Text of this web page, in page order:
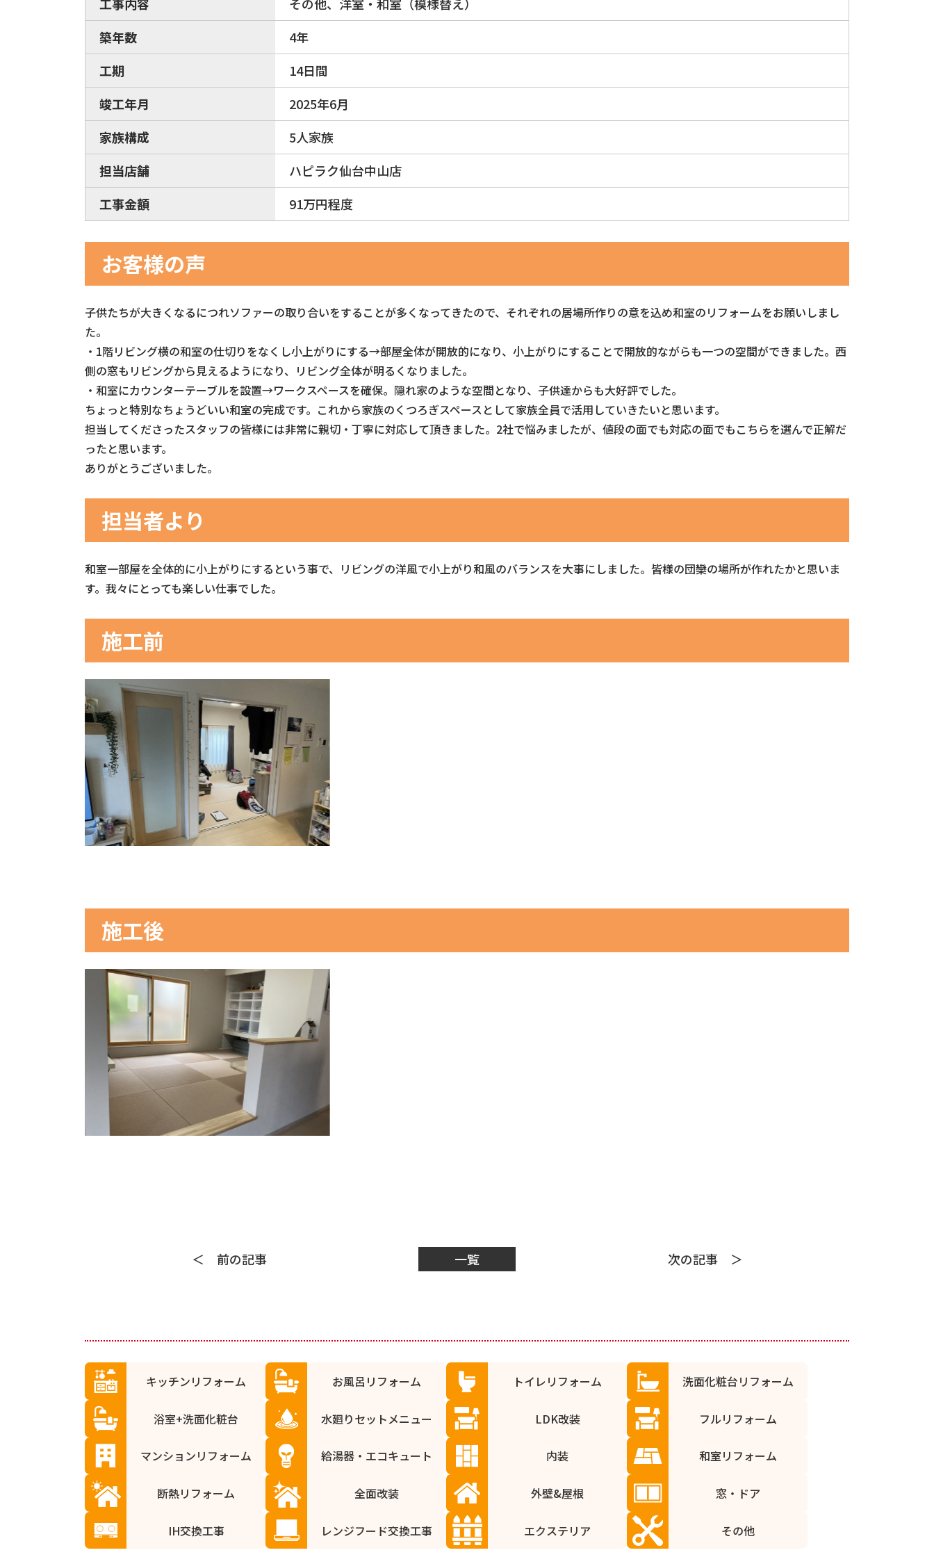
工事内容
その他、洋室・和室（模様替え）
築年数
4年
工期
14日間
竣工年月
2025年6月
家族構成
5人家族
担当店舗
ハピラク仙台中山店
工事金額
91万円程度
お客様の声
子供たちが大きくなるにつれソファーの取り合いをすることが多くなってきたので、それぞれの居場所作りの意を込め和室のリフォームをお願いしまし
た。
・1階リビング横の和室の仕切りをなくし小上がりにする→部屋全体が開放的になり、小上がりにすることで開放的ながらも一つの空間ができました。西
側の窓もリビングから見えるようになり、リビング全体が明るくなりました。
・和室にカウンターテーブルを設置→ワークスペースを確保。隠れ家のような空間となり、子供達からも大好評でした。
ちょっと特別なちょうどいい和室の完成です。これから家族のくつろぎスペースとして家族全員で活用していきたいと思います。
担当してくださったスタッフの皆様には非常に親切・丁寧に対応して頂きました。2社で悩みましたが、値段の面でも対応の面でもこちらを選んで正解だ
ったと思います。
ありがとうございました。
担当者より
和室一部屋を全体的に小上がりにするという事で、リビングの洋風で小上がり和風のバランスを大事にしました。皆様の団欒の場所が作れたかと思いま
す。我々にとっても楽しい仕事でした。
施工前
施工後
前の記事 一覧 次の記事
キッチンリフォーム お風呂リフォーム トイレリフォーム 洗面化粧台リフォーム
浴室+洗面化粧台 水廻りセットメニュー LDK改装 フルリフォーム
マンションリフォーム 給湯器・エコキュート 内装 和室リフォーム
断熱リフォーム 全面改装 外壁&屋根 窓・ドア
IH交換工事 レンジフード交換工事 エクステリア その他